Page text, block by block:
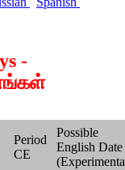
-
Period
CE
Possible
English Date